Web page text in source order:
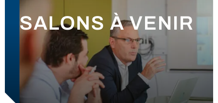
CONTACT
SALONS À VENIR